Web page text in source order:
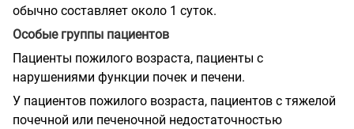
обычно составляет около 1 суток.
Особые группы пациентов
Пациенты пожилого возраста, пациенты с
нарушениями функции почек и печени.
У пациентов пожилого возраста, пациентов с тяжелой
почечной или печеночной недостаточностью